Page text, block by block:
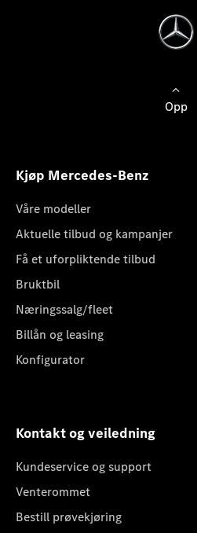
Opp
Kjøp Mercedes-Benz
Våre modeller
Aktuelle tilbud og kampanjer
Få et uforpliktende tilbud
Bruktbil
Næringssalg/fleet
Billån og leasing
Konfigurator
Kontakt og veiledning
Kundeservice og support
Venterommet
Bestill prøvekjøring